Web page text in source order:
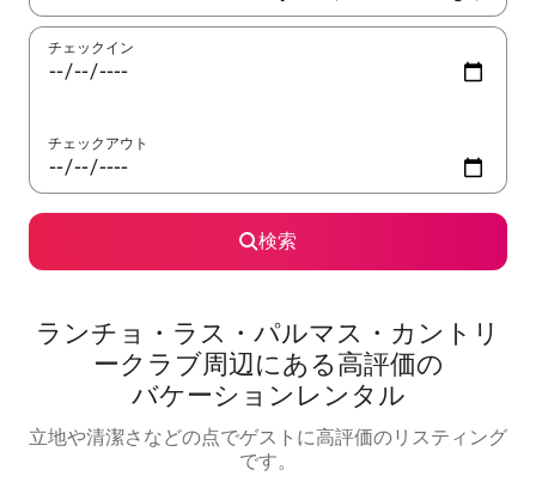
チェックイン
チェックアウト
検索
ランチョ・ラス・パルマス・カントリ
ークラブ⁠周⁠辺⁠に⁠あ⁠る高⁠評⁠価⁠の
バ⁠ケ⁠ー⁠シ⁠ョ⁠ン⁠レ⁠ン⁠タ⁠ル
立地や清潔さなどの点でゲストに高評価のリスティング
です。